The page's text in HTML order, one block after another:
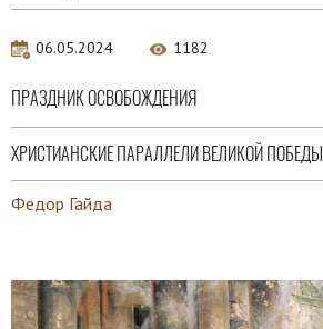
06.05.2024 1182
ПРАЗДНИК ОСВОБОЖДЕНИЯ
ХРИСТИАНСКИЕ ПАРАЛЛЕЛИ ВЕЛИКОЙ ПОБЕДЫ
Федор Гайда